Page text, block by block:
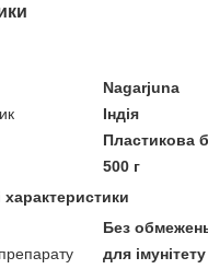
Nagarjuna
Індія
Пластикова
500 г
характеристики
Без
для імунітету